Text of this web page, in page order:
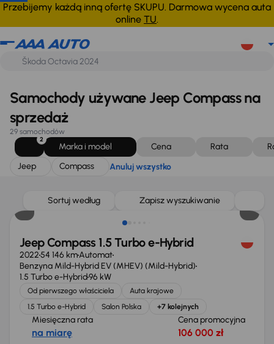
Przebijemy każdą inną ofertę SKUPU. Darmowa wycena auta
online TU.
Jeep Compass Anuluj wszystko
Samochody używane Jeep Compass na
sprzedaż
29 samochodów
2
Marka i model Cena Rata
Jeep
Compass Anuluj wszystko
Sortuj według Zapisz wyszukiwanie
Możliwość odliczenia VAT
Jeep Compass 1.5 Turbo e-Hybrid
202254 146 kmAutomat
Benzyna Mild-Hybrid EV (MHEV) (Mild-Hybrid)
1.5 Turbo e-Hybrid96 kW
Od pierwszego właściciela
Auta krajowe
1.5 Turbo e-Hybrid
Salon Polska +7 kolejnych
Miesięczna rata
na miarę
Cena promocyjna
106 000 zł